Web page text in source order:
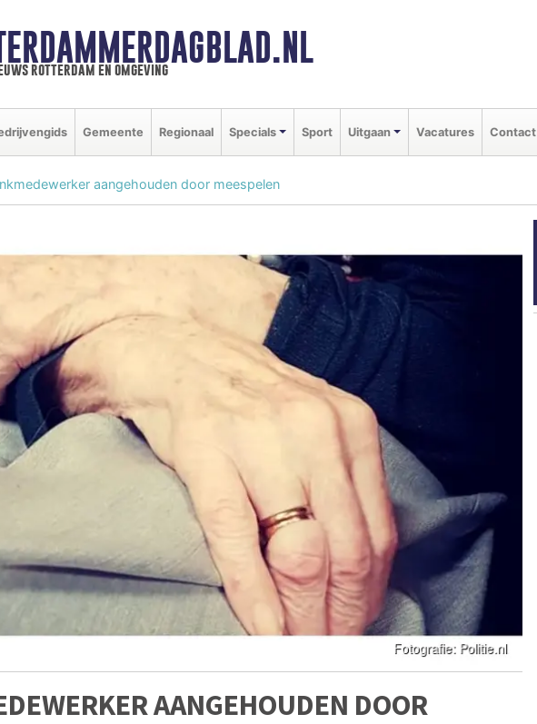
rotterdam en omgeving
Gemeente Regionaal Specials Sport Uitgaan Vacatures Contact
aangehouden door meespelen
AANGEHOUDEN DOOR